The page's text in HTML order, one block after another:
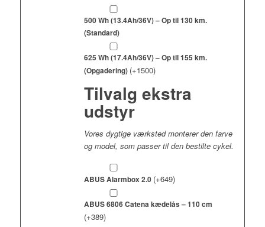
500 Wh (13.4Ah/36V) – Op til 130 km.
(Standard)
625 Wh (17.4Ah/36V) – Op til 155 km.
(Opgadering) (+1500)
Tilvalg ekstra
udstyr
Vores dygtige værksted monterer den farve
og model, som passer til den bestilte cykel.
ABUS Alarmbox 2.0 (+649)
ABUS 6806 Catena kædelås – 110 cm
(+389)